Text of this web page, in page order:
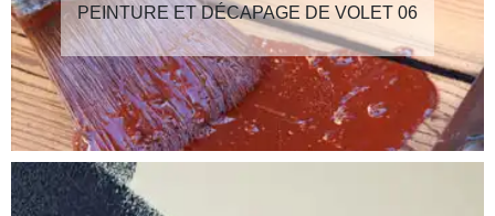
PEINTURE ET DÉCAPAGE DE VOLET 06